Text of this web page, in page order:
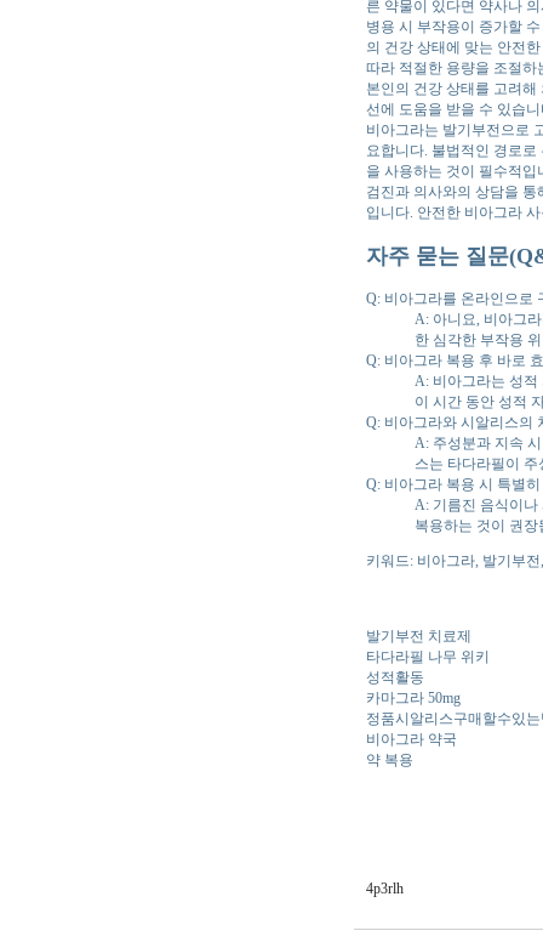
른 약물이 있다면 약사나
병용 시 부작용이 증가할
의 건강 상태에 맞는 안전
따라 적절한 용량을 조절
본인의 건강 상태를 고려
선에 도움을 받을 수 있습
비아그라는 발기부전으로
요합니다. 불법적인 경로
을 사용하는 것이 필수적
검진과 의사와의 상담을
입니다. 안전한 비아그라
자주 묻는 질문
Q: 비아그라를 온라인으로
A: 아니요, 비아그
한 심각한 부작용
Q: 비아그라 복용 후 바로
A: 비아그라는 성적
이 시간 동안 성적
Q: 비아그라와 시알리스의
A: 주성분과 지속
스는 타다라필이
Q: 비아그라 복용 시 특별
A: 기름진 음식이나
복용하는 것이 권장
키워드: 비아그라, 발기부
발기부전 치료제
타다라필 나무 위키
성적활동
카마그라 50mg
정품시알­리스구매할수있
비아그라 약국
약 복용
4p3rlh